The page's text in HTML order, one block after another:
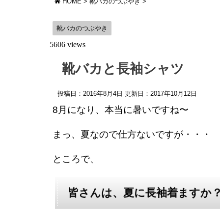
靴バカのつぶやき
5606 views
靴バカと長袖シャツ
投稿日：2016年8月4日 更新日： 2017年10月12日
8月になり、本当に暑いですね〜
まっ、夏なので仕方ないですが・・・
ところで、
皆さんは、夏に長袖着ますか